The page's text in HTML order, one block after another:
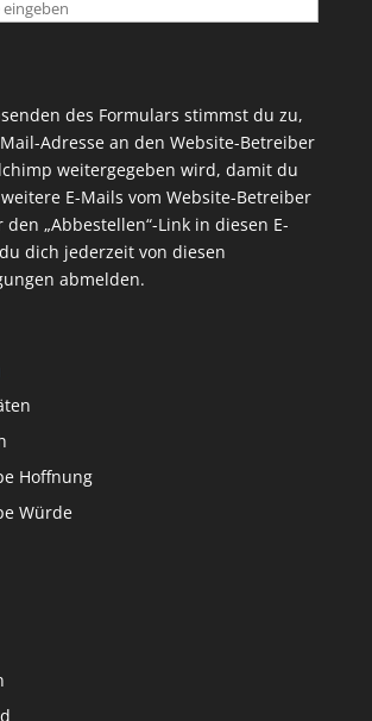
des Formulars stimmst du zu,
Adresse an den Website-Betreiber
weitergegeben wird, damit du
E-Mails vom Website-Betreiber
„Abbestellen“-Link in diesen E-
dich jederzeit von diesen
abmelden.
Hoffnung
Würde